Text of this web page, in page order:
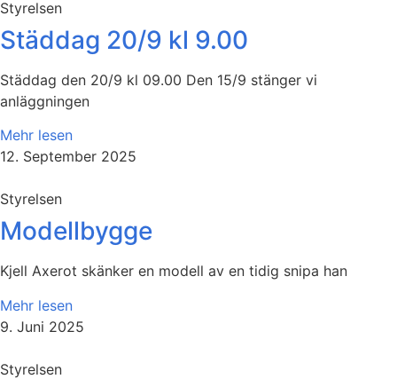
Styrelsen
Städdag 20/9 kl 9.00
Städdag den 20/9 kl 09.00 Den 15/9 stänger vi
anläggningen
Mehr lesen
12. September 2025
Styrelsen
Modellbygge
Kjell Axerot skänker en modell av en tidig snipa han
Mehr lesen
9. Juni 2025
Styrelsen